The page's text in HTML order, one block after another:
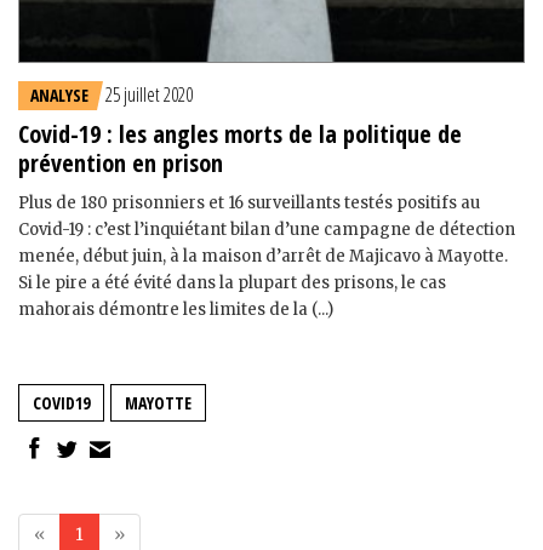
ANALYSE 25 juillet 2020
Covid-19 : les angles morts de la politique de
prévention en prison
Plus de 180 prisonniers et 16 surveillants testés positifs au
Covid-19 : c’est l’inquiétant bilan d’une campagne de détection
menée, début juin, à la maison d’arrêt de Majicavo à Mayotte.
Si le pire a été évité dans la plupart des prisons, le cas
mahorais démontre les limites de la (...)
COVID19 MAYOTTE
« 1 »